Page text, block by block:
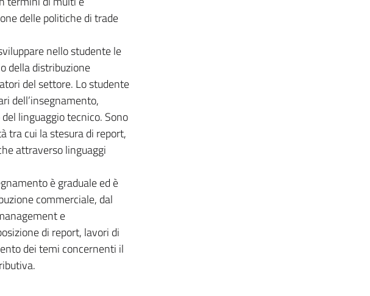
delle politiche di trade
nello studente le
della distribuzione
del settore. Lo studente
dell’insegnamento,
linguaggio tecnico. Sono
tra cui la stesura di report,
attraverso linguaggi
è graduale ed è
commerciale, dal
e
di report, lavori di
dei temi concernenti il